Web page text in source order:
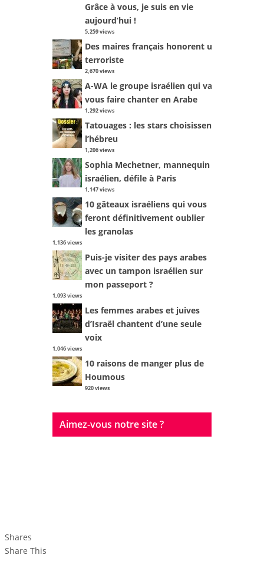
Grâce à vous, je suis en vie
aujourd’hui !
5,259 views
Des maires français honorent un
terroriste
2,670 views
A-WA le groupe israélien qui va
vous faire chanter en Arabe
1,292 views
Tatouages : les stars choisissent
l’hébreu
1,206 views
Sophia Mechetner, mannequin
israélien, défile à Paris
1,147 views
10 gâteaux israéliens qui vous
feront définitivement oublier
les granolas
1,136 views
Puis-je visiter des pays arabes
avec un tampon israélien sur
mon passeport ?
1,093 views
Les femmes arabes et juives
d’Israël chantent d’une seule
voix
1,046 views
10 raisons de manger plus de
Houmous
920 views
Aimez-vous notre site ?
Shares
Share This